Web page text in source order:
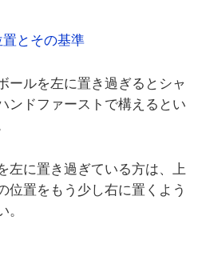
とその基準
ールを左に置き過ぎるとシャ
ンドファーストで構えるとい
左に置き過ぎている方は、上
位置をもう少し右に置くよう
。